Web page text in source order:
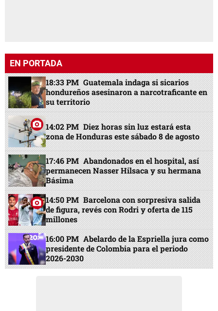
EN PORTADA
18:33 PM Guatemala indaga si sicarios
hondureños asesinaron a narcotraficante en
su territorio
14:02 PM Diez horas sin luz estará esta
zona de Honduras este sábado 8 de agosto
17:46 PM Abandonados en el hospital, así
permanecen Nasser Hilsaca y su hermana
Básima
14:50 PM Barcelona con sorpresiva salida
de figura, revés con Rodri y oferta de 115
millones
16:00 PM Abelardo de la Espriella jura como
presidente de Colombia para el periodo
2026-2030